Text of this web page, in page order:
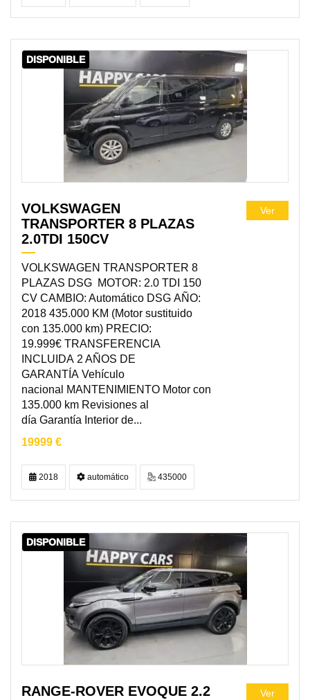
DISPONIBLE
VOLKSWAGEN
TRANSPORTER 8 PLAZAS
2.0TDI 150CV
VOLKSWAGEN TRANSPORTER 8
PLAZAS DSG MOTOR: 2.0 TDI 150
CV CAMBIO: Automático DSG AÑO:
2018 435.000 KM (Motor sustituido
con 135.000 km) PRECIO:
19.999€ TRANSFERENCIA
INCLUIDA 2 AÑOS DE
GARANTÍA Vehículo
nacional MANTENIMIENTO Motor con
135.000 km Revisiones al
día Garantía Interior de...
19999 €
Ver
2018 automático 435000
DISPONIBLE
RANGE-ROVER EVOQUE 2.2
Ver